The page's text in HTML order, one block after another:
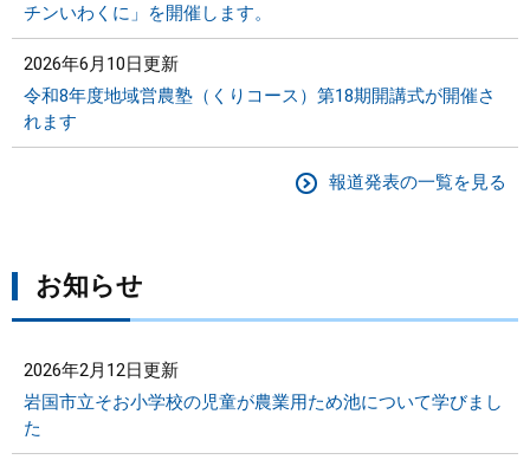
チンいわくに」を開催します。
2026年6月10日更新
令和8年度地域営農塾（くりコース）第18期開講式が開催さ
れます
報道発表の一覧を見る
お知らせ
2026年2月12日更新
岩国市立そお小学校の児童が農業用ため池について学びまし
た